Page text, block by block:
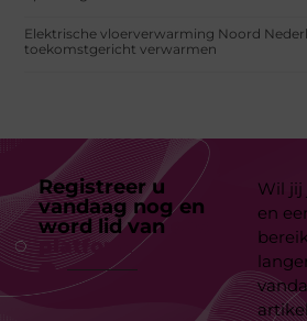
Elektrische vloerverwarming Noord
toekomstgericht verwarmen
Registreer u
vandaag nog en
word lid van
platform
Wil jij
en